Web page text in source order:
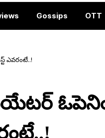
Gossips OTT
ఎవ‌రంటే..!
థియేటర్